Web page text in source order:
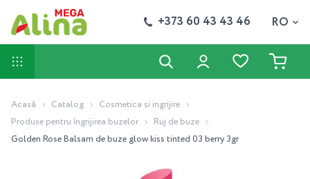
+373 60 43 43 46 RO
Acasă Catalog
Cosmetica si ingrijire
Produse pentru îngrijirea buzelor
Ruj de buze
Golden Rose Balsam de buze glow kiss tinted 03 berry 3gr